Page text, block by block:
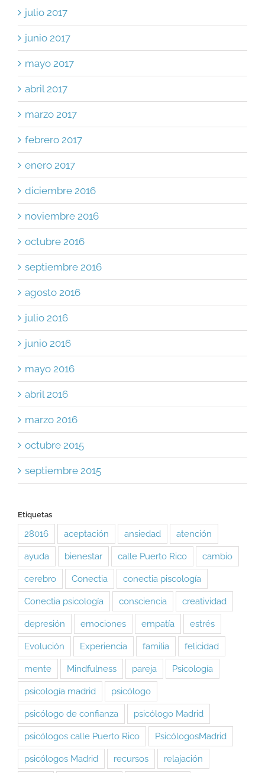
julio 2017
junio 2017
mayo 2017
abril 2017
marzo 2017
febrero 2017
enero 2017
diciembre 2016
noviembre 2016
octubre 2016
septiembre 2016
agosto 2016
julio 2016
junio 2016
mayo 2016
abril 2016
marzo 2016
octubre 2015
septiembre 2015
Etiquetas
28016 aceptación ansiedad atención
ayuda bienestar calle Puerto Rico cambio
cerebro Conectia conectia piscología
Conectia psicología consciencia creatividad
depresión emociones empatía estrés
Evolución Experiencia familia felicidad
mente Mindfulness pareja Psicología
psicología madrid psicólogo
psicólogo de confianza psicólogo Madrid
psicólogos calle Puerto Rico PsicólogosMadrid
psicólogos Madrid recursos relajación